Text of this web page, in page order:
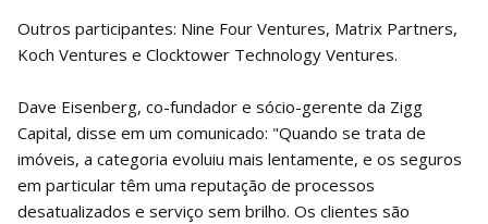
Outros participantes: Nine Four Ventures, Matrix Partners,
Koch Ventures e Clocktower Technology Ventures.
Dave Eisenberg, co-fundador e sócio-gerente da Zigg
Capital, disse em um comunicado: "Quando se trata de
imóveis, a categoria evoluiu mais lentamente, e os seguros
em particular têm uma reputação de processos
desatualizados e serviço sem brilho. Os clientes são